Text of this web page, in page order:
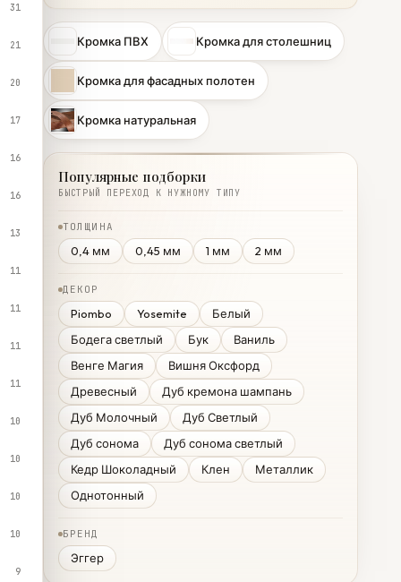
31
21
20
17
16
16
13
11
11
11
11
10
10
10
10
9
Кромка ПВХ Кромка для столешниц
Кромка для фасадных полотен
Кромка натуральная
Популярные подборки
БЫСТРЫЙ ПЕРЕХОД К НУЖНОМУ ТИПУ
ТОЛЩИНА
0,4 мм 0,45 мм 1 мм 2 мм
ДЕКОР
Piombo Yosemite
Белый
Бодега светлый
Бук
Ваниль
Венге Магия
Вишня Оксфорд
Древесный
Дуб кремона шампань
Дуб Молочный
Дуб Светлый
Дуб сонома
Дуб сонома светлый
Кедр Шоколадный
Клен
Металлик
Однотонный
БРЕНД
Эггер